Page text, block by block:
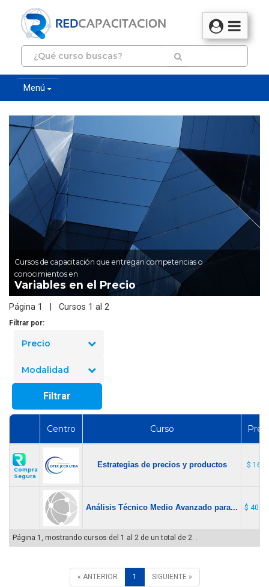
Menú
Cursos de capacitación que entregan competencias o
conocimientos en
Variables en el Precio
Página 1 | Cursos 1 al 2
Filtrar por:
Precio
Modalidad
Filtrar
Centro Curso
Compra
Segura
Estrategias de precios y productos $
Análisis Técnico Medio Avanzado para... $
Página 1, mostrando cursos del 1 al 2 de un total de 2. .
« ANTERIOR 1 SIGUIENTE »